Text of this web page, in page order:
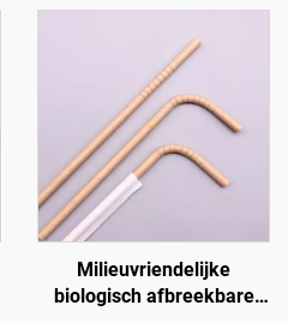
voedselopslag
Milieuvriendelijke
biologisch afbreekbare